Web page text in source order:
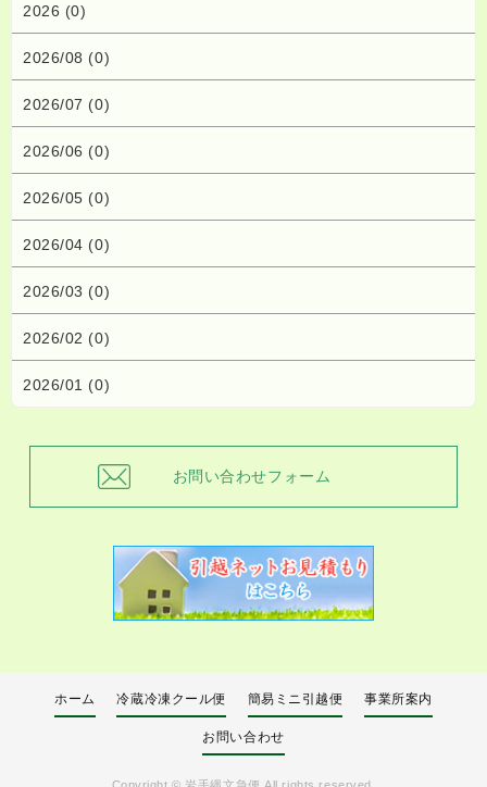
2026 (0)
2026/08 (0)
2026/07 (0)
2026/06 (0)
2026/05 (0)
2026/04 (0)
2026/03 (0)
2026/02 (0)
2026/01 (0)
お問い合わせフォーム
ホーム 冷蔵冷凍クール便 簡易ミニ引越便 事業所案内
お問い合わせ